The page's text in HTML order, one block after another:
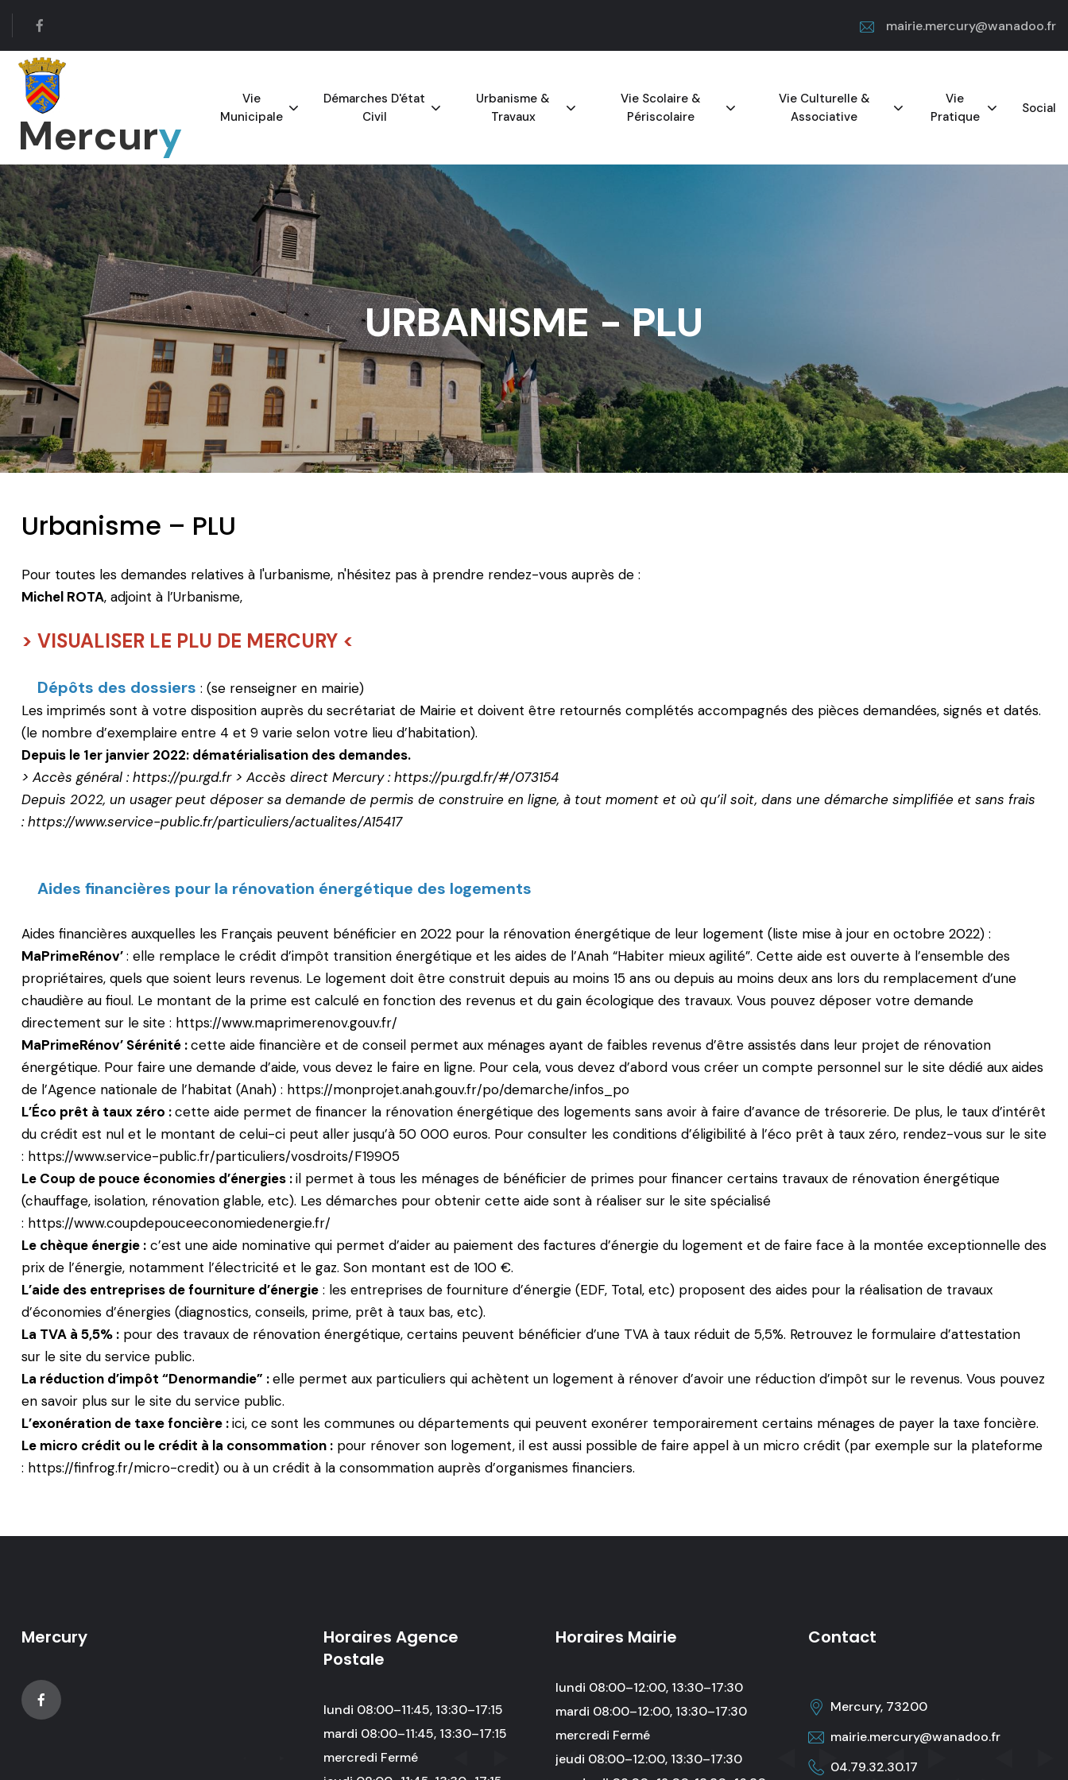
mairie.mercury@wanadoo.fr
Mercury
Vie
Municipale
Démarches D'état
Civil
Urbanisme &
Travaux
Vie Scolaire &
Périscolaire
Vie Culturelle &
Associative
Vie
Pratique
Social
URBANISME - PLU
Urbanisme – PLU
Pour toutes les demandes relatives à l'urbanisme, n'hésitez pas à prendre rendez-vous auprès de :
Michel ROTA, adjoint à l’Urbanisme,
> VISUALISER LE PLU DE MERCURY <
Dépôts des dossiers : (se renseigner en mairie)
Les imprimés sont à votre disposition auprès du secrétariat de Mairie et doivent être retournés complétés accompagnés des pièces demandées, signés et datés.
(le nombre d’exemplaire entre 4 et 9 varie selon votre lieu d’habitation).
Depuis le 1er janvier 2022: dématérialisation des demandes.
> Accès général :https://pu.rgd.fr > Accès direct Mercury :https://pu.rgd.fr/#/073154
Depuis 2022, un usager peut déposer sa demande de permis de construire en ligne, à tout moment et où qu’il soit, dans une démarche simplifiée et sans frais
:https://www.service-public.fr/particuliers/actualites/A15417
Aides financières pour la rénovation énergétique des logements
Aides financières auxquelles les Français peuvent bénéficier en 2022 pour la rénovation énergétique de leur logement (liste mise à jour en octobre 2022) :
MaPrimeRénov’: elle remplace le crédit d’impôt transition énergétique et les aides de l’Anah “Habiter mieux agilité”. Cette aide est ouverte à l’ensemble des
propriétaires, quels que soient leurs revenus. Le logement doit être construit depuis au moins 15 ans ou depuis au moins deux ans lors du remplacement d’une
chaudière au fioul. Le montant de la prime est calculé en fonction des revenus et du gain écologique des travaux. Vous pouvez déposer votre demande
directement sur le site : https://www.maprimerenov.gouv.fr/
MaPrimeRénov’ Sérénité :cette aide financière et de conseil permet aux ménages ayant de faibles revenus d’être assistés dans leur projet de rénovation
énergétique. Pour faire une demande d’aide, vous devez le faire en ligne. Pour cela, vous devez d’abord vous créer un compte personnel sur le site dédié aux aides
de l’Agence nationale de l’habitat (Anah) : https://monprojet.anah.gouv.fr/po/demarche/infos_po
L’Éco prêt à taux zéro :cette aide permet de financer la rénovation énergétique des logements sans avoir à faire d’avance de trésorerie. De plus, le taux d’intérêt
du crédit est nul et le montant de celui-ci peut aller jusqu’à 50 000 euros. Pour consulter les conditions d’éligibilité à l’éco prêt à taux zéro, rendez-vous sur le site
: https://www.service-public.fr/particuliers/vosdroits/F19905
Le Coup de pouce économies d’énergies :il permet à tous les ménages de bénéficier de primes pour financer certains travaux de rénovation énergétique
(chauffage, isolation, rénovation glable, etc). Les démarches pour obtenir cette aide sont à réaliser sur le site spécialisé
: https://www.coupdepouceeconomiedenergie.fr/
Le chèque énergie : c’est une aide nominative qui permet d’aider au paiement des factures d’énergie du logement et de faire face à la montée exceptionnelle des
prix de l’énergie, notamment l’électricité et le gaz. Son montant est de 100 €.
L’aide des entreprises de fourniture d’énergie : les entreprises de fourniture d’énergie (EDF, Total, etc) proposent des aides pour la réalisation de travaux
d’économies d’énergies (diagnostics, conseils, prime, prêt à taux bas, etc).
La TVA à 5,5% : pour des travaux de rénovation énergétique, certains peuvent bénéficier d’une TVA à taux réduit de 5,5%. Retrouvez le formulaire d’attestation
sur le site du service public.
La réduction d’impôt “Denormandie” :elle permet aux particuliers qui achètent un logement à rénover d’avoir une réduction d’impôt sur le revenus. Vous pouvez
en savoir plus sur le site du service public.
L’exonération de taxe foncière :ici, ce sont les communes ou départements qui peuvent exonérer temporairement certains ménages de payer la taxe foncière.
Le micro crédit ou le crédit à la consommation : pour rénover son logement, il est aussi possible de faire appel à un micro crédit (par exemple sur la plateforme
: https://finfrog.fr/micro-credit) ou à un crédit à la consommation auprès d’organismes financiers.
Mercury
Horaires Agence
Postale
lundi 08:00–11:45, 13:30–17:15
mardi 08:00–11:45, 13:30–17:15
mercredi Fermé
Horaires Mairie
lundi 08:00–12:00, 13:30–17:30
mardi 08:00–12:00, 13:30–17:30
mercredi Fermé
jeudi 08:00–12:00, 13:30–17:30
Contact
Mercury, 73200
mairie.mercury@wanadoo.fr
04.79.32.30.17